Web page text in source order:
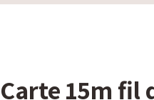
Carte 15m fil